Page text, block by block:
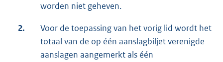
worden niet geheven.
2.
Voor de toepassing van het vorig lid wordt het
totaal van de op één aanslagbiljet verenigde
aanslagen aangemerkt als één